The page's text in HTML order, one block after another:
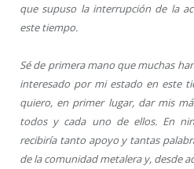
que supuso la interrupción de la
este tiempo.
Sé de primera mano que muchas
interesado por mi estado en este
quiero, en primer lugar, dar mis
todos y cada uno de ellos. En
recibiría tanto apoyo y tantas
de la comunidad metalera y, desde